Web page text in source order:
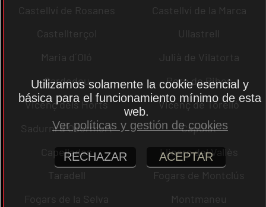
Castellví de Rosanes
Castellví de la Marca
Castellterçol
Ullastrell
Maria d´Oló
Julià de Vilatorta
Cardedeu
Pere de Ribes
Vicenç dels Horts
Vicenç de Torelló
Sadurní d´Osormort
Capolat
Capellades
Llinars del Vallès
Taradell
Fogars de Montclús
Fogars de la Selva
Montmaneu
Utilizamos solamente la cookie esencial y
básica para el funcionamiento mínimo de esta
web.
Ver políticas y gestión de cookies
RECHAZAR ACEPTAR